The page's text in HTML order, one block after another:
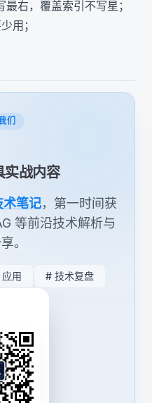
右，覆盖索引不写星；
用；
们
实战内容
术笔记，第一时间获
等前沿技术解析与
。
用 # 技术复盘